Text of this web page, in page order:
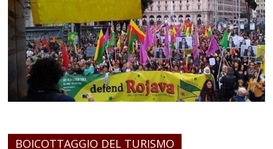
BOICOTTAGGIO DEL TURISMO